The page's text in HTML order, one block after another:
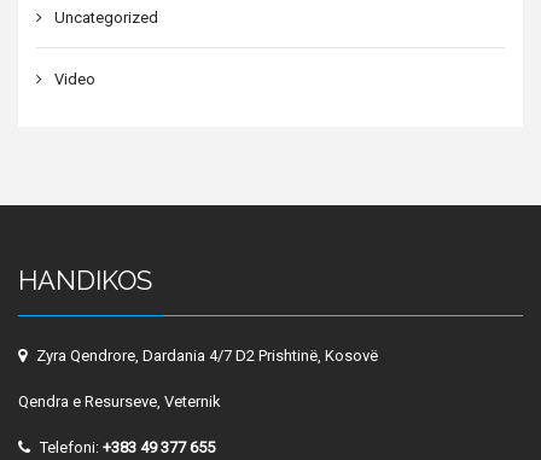
Uncategorized
Video
HANDIKOS
Zyra Qendrore, Dardania 4/7 D2 Prishtinë, Kosovë
Qendra e Resurseve, Veternik
Telefoni: +383 49 377 655